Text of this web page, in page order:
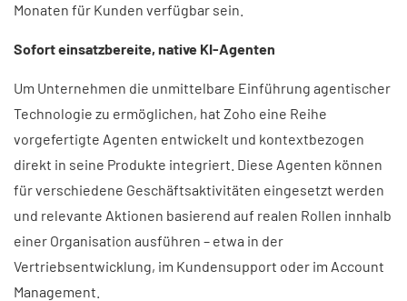
Monaten für Kunden verfügbar sein.
Sofort einsatzbereite, native KI-Agenten
Um Unternehmen die unmittelbare Einführung agentischer
Technologie zu ermöglichen, hat Zoho eine Reihe
vorgefertigte Agenten entwickelt und kontextbezogen
direkt in seine Produkte integriert. Diese Agenten können
für verschiedene Geschäftsaktivitäten eingesetzt werden
und relevante Aktionen basierend auf realen Rollen innhalb
einer Organisation ausführen – etwa in der
Vertriebsentwicklung, im Kundensupport oder im Account
Management.